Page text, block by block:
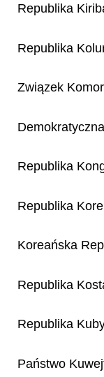
Republika
Republika
Związek
Republika
Republika
Koreańska
Republika
Republika
Państwo